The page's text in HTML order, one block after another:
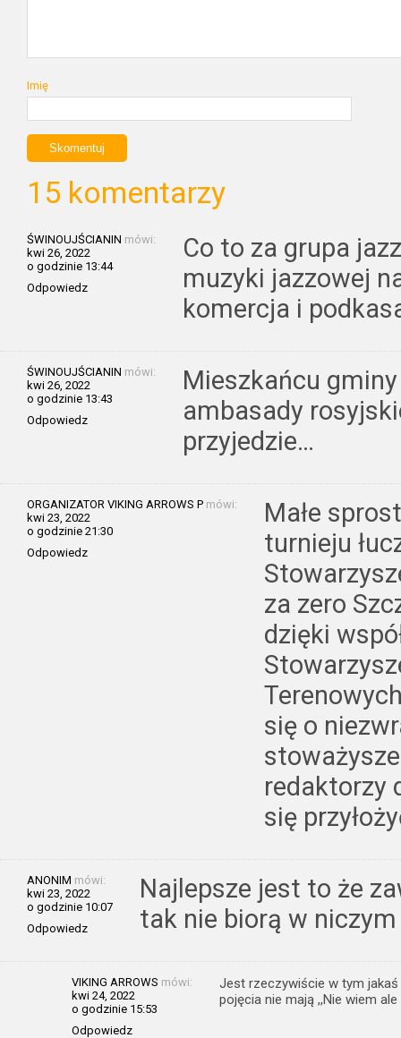
Imię
15 komentarzy
ŚWINOUJŚCIANIN mówi:
kwi 26, 2022
o godzinie 13:44
Odpowiedz
Co to za grupa
muzyki jazzowej
komercja i
ŚWINOUJŚCIANIN mówi:
kwi 26, 2022
o godzinie 13:43
Odpowiedz
Mieszkańcu
ambasady
przyjedzie…
ORGANIZATOR VIKING ARROWS P mówi:
kwi 23, 2022
o godzinie 21:30
Odpowiedz
Małe
turnieju
za zero
dzięki
się o
redaktorzy
się
ANONIM mówi:
kwi 23, 2022
o godzinie 10:07
Odpowiedz
Najlepsze jest to że
tak nie biorą w niczym
VIKING ARROWS mówi:
kwi 24, 2022
o godzinie 15:53
Odpowiedz
Jest rzeczywiście w tym
pojęcia nie mają ,,Nie wiem